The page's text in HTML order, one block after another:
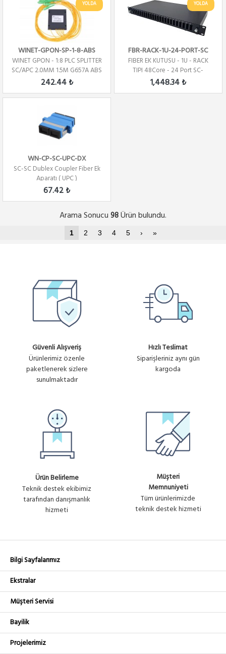
YOLDA
WINET-GPON-SP-1-8-ABS
WINET GPON - 1:8 PLC SPLITTER
SC/APC 2.0MM 1.5M G657A ABS
242.44 ₺
YOLDA
FBR-RACK-1U-24-PORT-SC
FIBER EK KUTUSU - 1U - RACK
TIPI 48Core - 24 Port SC-
Dublex
1,448.34 ₺
WN-CP-SC-UPC-DX
SC-SC Dublex Coupler Fiber Ek
Aparatı ( UPC )
67.42 ₺
Arama Sonucu 98Ürün bulundu.
1 2 3 4 5 › »
Güvenli Alışveriş
Ürünlerimiz özenle
paketlenerek sizlere
sunulmaktadır
Hızlı Teslimat
Siparişleriniz aynı gün
kargoda
Ürün Belirleme
Teknik destek ekibimiz
tarafından danışmanlık
hizmeti
Müşteri
Memnuniyeti
Tüm ürünlerimizde
teknik destek hizmeti
Bilgi Sayfalarımız
Ekstralar
Müşteri Servisi
Bayilik
Projelerimiz